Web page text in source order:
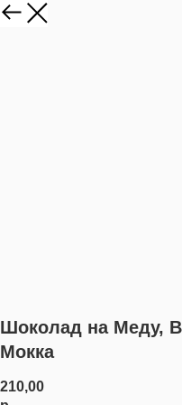
Шоколад на Меду,
Мокка
210,00